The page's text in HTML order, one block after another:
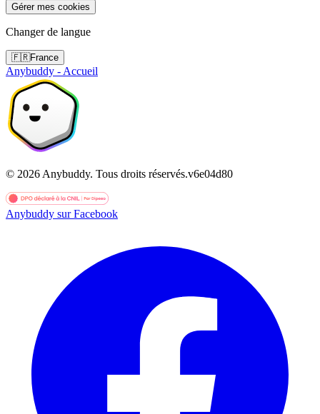
Gérer mes cookies
Changer de langue
🇫🇷France
Anybuddy - Accueil
© 2026 Anybuddy. Tous droits réservés.v6e04d80
Anybuddy sur Facebook